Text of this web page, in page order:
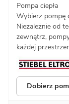
Pompa ciepła
Wybierz pompę
Niezależnie od
zewnątrz,
każdej
Dobierz